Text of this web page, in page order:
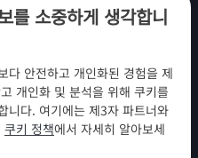
를 소중하게 생각합니
다 안전하고 개인화된 경험을 제
개인화 및 분석을 위해 쿠키를
니다. 여기에는 제3자 파트너와
쿠키 정책에서 자세히 알아보세